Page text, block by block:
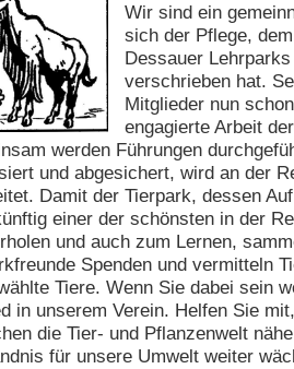
Wir sind ein
sich der Pflege,
Dessauer
verschrieben hat.
Mitglieder nun
engagierte Arbeit
werden Führungen
und abgesichert, wird an der
Damit der Tierpark, dessen
einer der schönsten in der
und auch zum Lernen,
Spenden und vermitteln
Tiere. Wenn Sie dabei sein
in unserem Verein. Helfen Sie
die Tier- und Pflanzenwelt
für unsere Umwelt weiter